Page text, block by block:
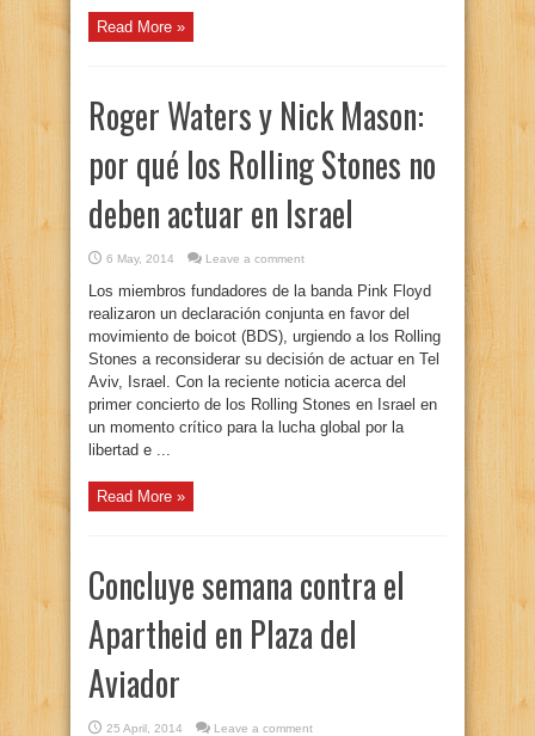
Read More »
Roger Waters y Nick Mason:
por qué los Rolling Stones no
deben actuar en Israel
6 May, 2014 Leave a comment
Los miembros fundadores de la banda Pink Floyd
realizaron un declaración conjunta en favor del
movimiento de boicot (BDS), urgiendo a los Rolling
Stones a reconsiderar su decisión de actuar en Tel
Aviv, Israel. Con la reciente noticia acerca del
primer concierto de los Rolling Stones en Israel en
un momento crítico para la lucha global por la
libertad e ...
Read More »
Concluye semana contra el
Apartheid en Plaza del
Aviador
25 April, 2014 Leave a comment